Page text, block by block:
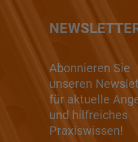
Abonnieren Sie
unseren
für aktuelle
und hilfreiches
Praxiswissen!